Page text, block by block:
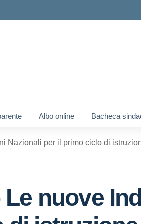
Albo online Bacheca
Nazionali per il primo ciclo di
nuove